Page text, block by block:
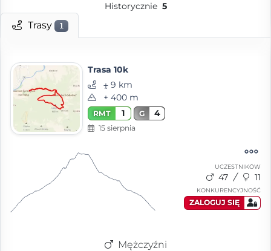
Historycznie 5
Trasy 1
Trasa 10k
⨦ 9 km
+ 400 m
RMT 1 G 4
15 sierpnia
UCZESTNIKÓW
47 11
KONKURENCYJNOŚĆ
ZALOGUJ SIĘ
Mężczyźni